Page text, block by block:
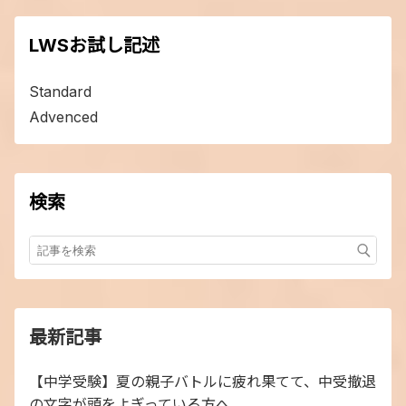
LWSお試し記述
Standard
Advenced
検索
最新記事
【中学受験】夏の親子バトルに疲れ果てて、中受撤退